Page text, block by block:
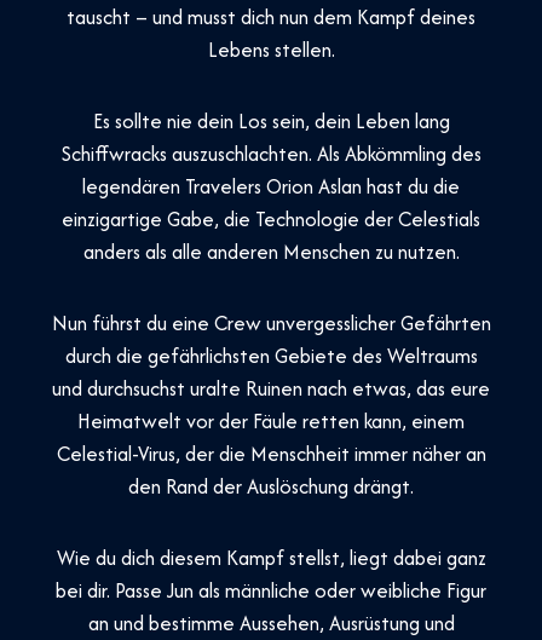
tauscht – und musst dich nun dem Kampf deines
Lebens stellen.
Es sollte nie dein Los sein, dein Leben lang
Schiffwracks auszuschlachten. Als Abkömmling des
legendären Travelers Orion Aslan hast du die
einzigartige Gabe, die Technologie der Celestials
anders als alle anderen Menschen zu nutzen.
Nun führst du eine Crew unvergesslicher Gefährten
durch die gefährlichsten Gebiete des Weltraums
und durchsuchst uralte Ruinen nach etwas, das eure
Heimatwelt vor der Fäule retten kann, einem
Celestial-Virus, der die Menschheit immer näher an
den Rand der Auslöschung drängt.
Wie du dich diesem Kampf stellst, liegt dabei ganz
bei dir. Passe Jun als männliche oder weibliche Figur
an und bestimme Aussehen, Ausrüstung und